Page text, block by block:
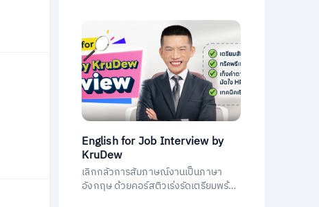
English for Job Interview by
KruDew
เลิกกลัวการสัมภาษณ์งานเป็นภาษา
อังกฤษ ด้วยคอร์สติวเร่งรัดเตรียมพร้อม